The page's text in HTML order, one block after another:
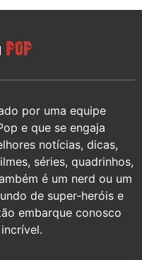
por uma equipe
e que se engaja
notícias, dicas,
séries, quadrinhos,
é um nerd ou um
de super-heróis e
embarque conosco